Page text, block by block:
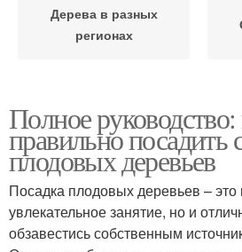
Дерева в разных
регионах
Срок для посадки
Весенняя посадка
Полное руководство:
правильно
плодовых деревьев
Посадка плодовых деревьев – это
увлекательное занятие, но и
обзавестись собственным